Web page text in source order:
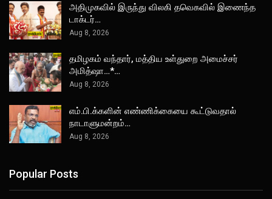
அதிமுகவில் இருந்து விலகி தவெகவில் இணைந்த
டாக்டர்…
Aug 8, 2026
தமிழகம் வந்தார், மத்திய உள்துறை அமைச்சர்
அமித்ஷா…*…
Aug 8, 2026
எம்.பி.க்களின் எண்ணிக்கையை கூட்டுவதால்
நாடாளுமன்றம்…
Aug 8, 2026
Popular Posts